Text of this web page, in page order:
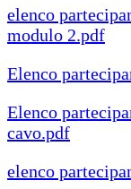
elenco
modulo 2.pdf
Elenco
Elenco
cavo.pdf
elenco